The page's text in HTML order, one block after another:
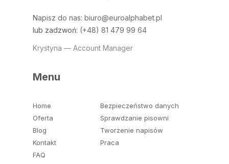
Napisz do nas: biuro@euroalphabet.pl
lub zadzwoń: (+48) 81 479 99 64
Krystyna — Account Manager
Menu
Home
Oferta
Blog
Kontakt
FAQ
Bezpieczeństwo danych
Sprawdzanie pisowni
Tworzenie napisów
Praca